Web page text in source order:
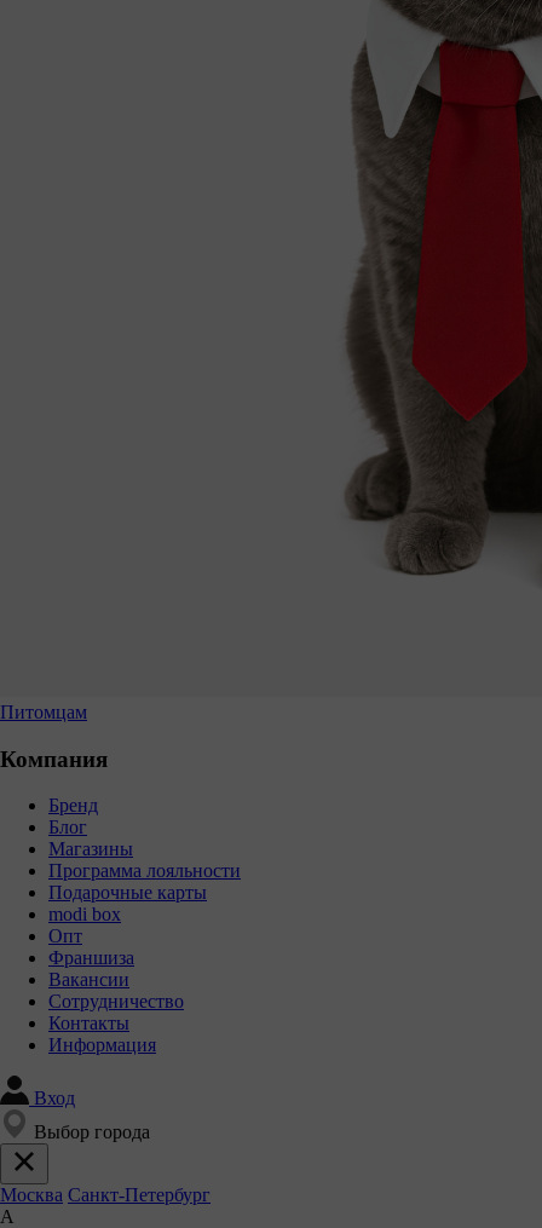
Питомцам
Компания
Бренд
Блог
Магазины
Программа лояльности
Подарочные карты
modi box
Опт
Франшиза
Вакансии
Сотрудничество
Контакты
Информация
Вход
Выбор города
Москва Санкт-Петербург
А